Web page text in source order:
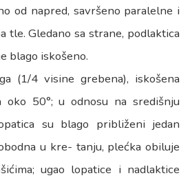
od napred, savršeno paralelne i
tle. Gledano sa strane, podlaktica
blago iskošeno.
(1/4 visine grebena), iskošena
oko 50°; u odnosu na središnju
su blago približeni jedan
u kre- tanju, plećka obiluje
ugao lopatice i nadlaktice